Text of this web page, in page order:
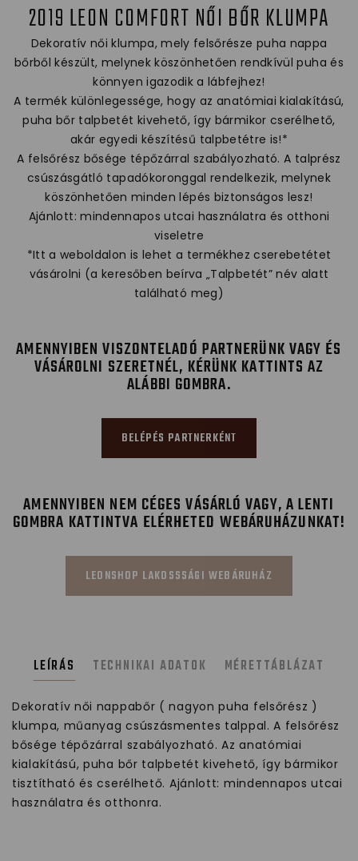
2019 LEON COMFORT NŐI BŐR KLUMPA
Dekoratív női klumpa, mely felsőrésze puha nappa
bőrből készült, melynek köszönhetően rendkívül puha és
könnyen igazodik a lábfejhez!
A termék különlegessége, hogy az anatómiai kialakítású,
puha bőr talpbetét kivehető, így bármikor cserélhető,
akár egyedi készítésű talpbetétre is!*
A felsőrész bősége tépőzárral szabályozható. A talprész
csúszásgátló tapadókoronggal rendelkezik, melynek
köszönhetően minden lépés biztonságos lesz!
Ajánlott: mindennapos utcai használatra és otthoni
viseletre
*Itt a weboldalon is lehet a termékhez cserebetétet
vásárolni (a keresőben beírva „Talpbetét” név alatt
található meg)
AMENNYIBEN VISZONTELADÓ PARTNERÜNK VAGY ÉS
VÁSÁROLNI SZERETNÉL, KÉRÜNK KATTINTS AZ
ALÁBBI GOMBRA.
BELÉPÉS PARTNERKÉNT
AMENNYIBEN NEM CÉGES VÁSÁRLÓ VAGY, A LENTI
GOMBRA KATTINTVA ELÉRHETED WEBÁRUHÁZUNKAT!
LEONSHOP LAKOSSSÁGI WEBÁRUHÁZ
LEÍRÁS TECHNIKAI ADATOK MÉRETTÁBLÁZAT
Dekoratív női nappabőr ( nagyon puha felsőrész )
klumpa, műanyag csúszásmentes talppal. A felsőrész
bősége tépőzárral szabályozható. Az anatómiai
kialakítású, puha bőr talpbetét kivehető, így bármikor
tisztítható és cserélhető. Ajánlott: mindennapos utcai
használatra és otthonra.